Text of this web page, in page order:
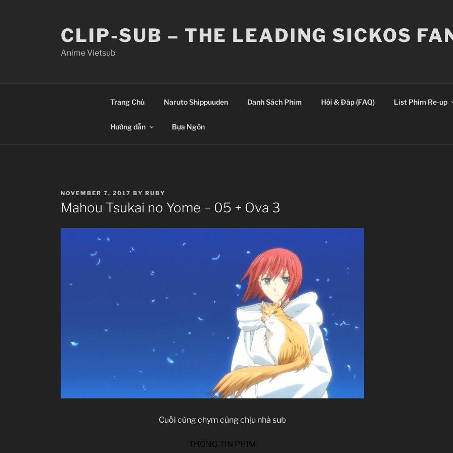
CLIP-SUB – THE LEADING SICKOS
Anime Vietsub
Trang Chủ Naruto Shippuuden Danh Sách Phim Hỏi & Đáp (FAQ) List Phim Re-up
Hướng dẫn Bựa Ngôn
POSTED
ON
NOVEMBER 7, 2017 BY RUBY
Mahou Tsukai no Yome – 05 + Ova 3
Cuối cùng chym cũng chịu nhả sub
THÔNG TIN PHIM